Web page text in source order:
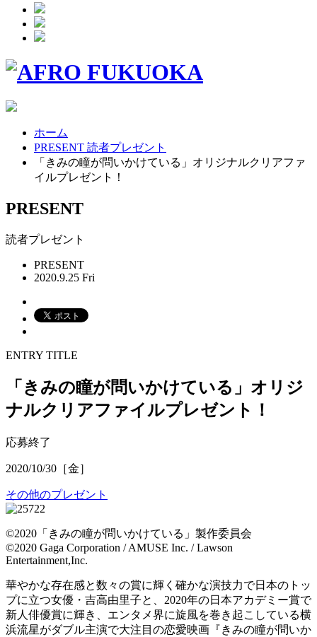
ホーム
PRESENT 読者プレゼント
「きみの瞳が問いかけている」オリジナルクリアファ
イルプレゼント！
PRESENT
読者プレゼント
PRESENT
2020.9.25 Fri
ENTRY TITLE
「きみの瞳が問いかけている」オリジ
ナルクリアファイルプレゼント！
応募終了
2020/10/30［金］
その他のプレゼント
©2020「きみの瞳が問いかけている」製作委員会
©2020 Gaga Corporation / AMUSE Inc. / Lawson
Entertainment,Inc.
華やかな存在感と数々の賞に輝く確かな演技力で日本のトッ
プに立つ女優・吉高由里子と、2020年の日本アカデミー賞で
新人俳優賞に輝き、エンタメ界に旋風を巻き起こしている横
浜流星がダブル主演で大注目の恋愛映画『きみの瞳が問いか